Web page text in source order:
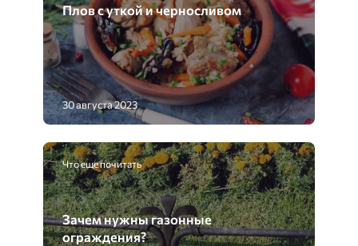
Плов с уткой и черносливом
30 августа 2023
Что еще почитать
Зачем нужны газонные
ограждения?